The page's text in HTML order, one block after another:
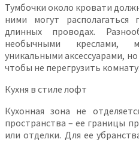
Тумбочки около кровати
ними могут располагаться
длинных проводах.
необычными креслами,
уникальными аксессуарами,
чтобы не перегрузить комнату.
Кухня в стиле лофт
Кухонная зона не
пространства – ее границы
или отделки. Для ее